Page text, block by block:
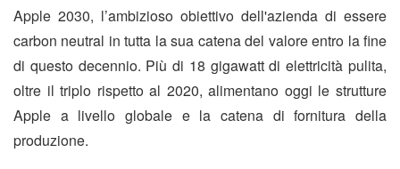
Apple 2030, l’ambizioso obiettivo dell'azienda di essere
carbon neutral in tutta la sua catena del valore entro la fine
di questo decennio. Più di 18 gigawatt di elettricità pulita,
oltre il triplo rispetto al 2020, alimentano oggi le strutture
Apple a livello globale e la catena di fornitura della
produzione.